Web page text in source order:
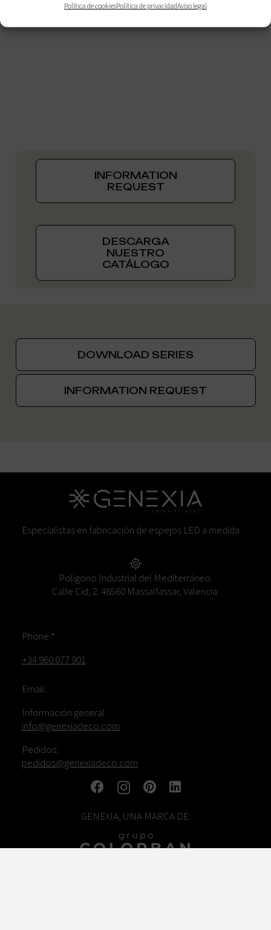
Política de cookiesPolítica de privacidadAviso legal
INFORMATION
REQUEST
DESCARGA
NUESTRO
CATÁLOGO
DOWNLOAD SERIES
INFORMATION REQUEST
Especialistas en fabricación de espejos LED a medida.
Polígono Industrial del Mediterráneo.
Calle Cid, 2. 46560 Massalfassar, Valencia.
Phone *
+34 960 077 901
Email:
Información general:
info@genexiadeco.com
Pedidos:
pedidos@genexiadeco.com
GENEXIA, UNA MARCA DE: